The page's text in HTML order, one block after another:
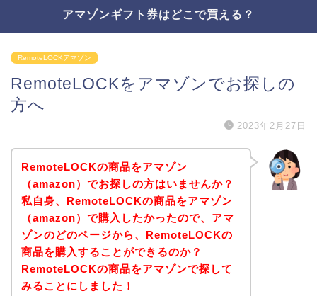
アマゾンギフト券はどこで買える？
RemoteLOCKアマゾン
RemoteLOCKをアマゾンでお探しの
方へ
2023年2月27日
RemoteLOCKの商品をアマゾン
（amazon）でお探しの方はいませんか？
私自身、RemoteLOCKの商品をアマゾン
（amazon）で購入したかったので、アマ
ゾンのどのページから、RemoteLOCKの
商品を購入することができるのか？
RemoteLOCKの商品をアマゾンで探して
みることにしました！